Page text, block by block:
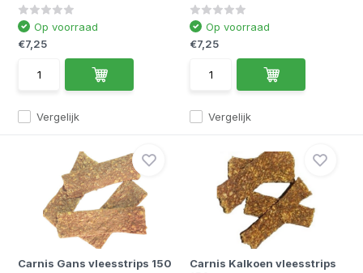
Vergelijk
Op voorraad
€7,25
Vergelijk
Op voorraad
€7,25
Carnis Gans vleesstrips 150
Carnis Kalkoen vleesstrips